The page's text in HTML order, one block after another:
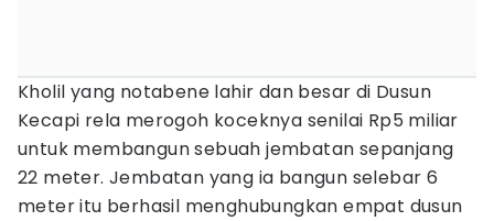
Kholil yang notabene lahir dan besar di Dusun
Kecapi rela merogoh koceknya senilai Rp5 miliar
untuk membangun sebuah jembatan sepanjang
22 meter.Jembatan yang ia bangun selebar 6
meter itu berhasil menghubungkan empat dusun